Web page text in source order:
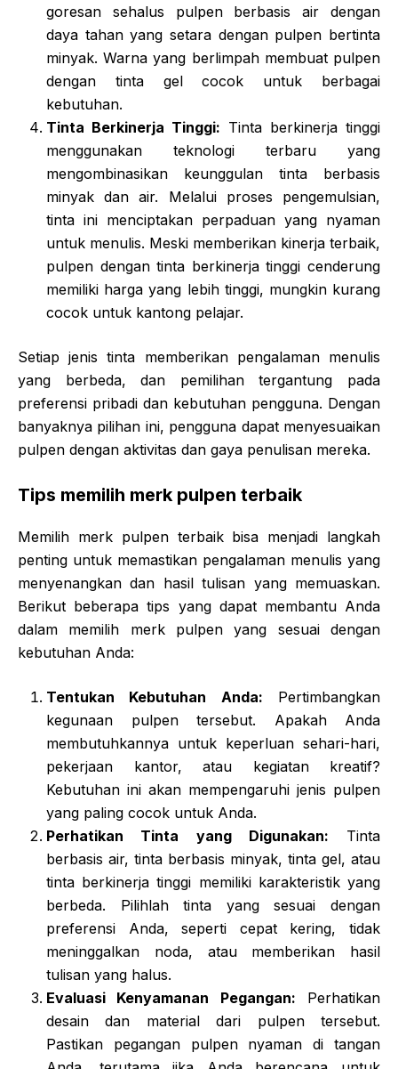
goresan sehalus pulpen berbasis air dengan
daya tahan yang setara dengan pulpen bertinta
minyak. Warna yang berlimpah membuat pulpen
dengan tinta gel cocok untuk berbagai
kebutuhan.
Tinta Berkinerja Tinggi: Tinta berkinerja tinggi
menggunakan teknologi terbaru yang
mengombinasikan keunggulan tinta berbasis
minyak dan air. Melalui proses pengemulsian,
tinta ini menciptakan perpaduan yang nyaman
untuk menulis. Meski memberikan kinerja terbaik,
pulpen dengan tinta berkinerja tinggi cenderung
memiliki harga yang lebih tinggi, mungkin kurang
cocok untuk kantong pelajar.
Setiap jenis tinta memberikan pengalaman menulis
yang berbeda, dan pemilihan tergantung pada
preferensi pribadi dan kebutuhan pengguna. Dengan
banyaknya pilihan ini, pengguna dapat menyesuaikan
pulpen dengan aktivitas dan gaya penulisan mereka.
Tips memilih merk pulpen terbaik
Memilih merk pulpen terbaik bisa menjadi langkah
penting untuk memastikan pengalaman menulis yang
menyenangkan dan hasil tulisan yang memuaskan.
Berikut beberapa tips yang dapat membantu Anda
dalam memilih merk pulpen yang sesuai dengan
kebutuhan Anda:
Tentukan Kebutuhan Anda: Pertimbangkan
kegunaan pulpen tersebut. Apakah Anda
membutuhkannya untuk keperluan sehari-hari,
pekerjaan kantor, atau kegiatan kreatif?
Kebutuhan ini akan mempengaruhi jenis pulpen
yang paling cocok untuk Anda.
Perhatikan Tinta yang Digunakan: Tinta
berbasis air, tinta berbasis minyak, tinta gel, atau
tinta berkinerja tinggi memiliki karakteristik yang
berbeda. Pilihlah tinta yang sesuai dengan
preferensi Anda, seperti cepat kering, tidak
meninggalkan noda, atau memberikan hasil
tulisan yang halus.
Evaluasi Kenyamanan Pegangan: Perhatikan
desain dan material dari pulpen tersebut.
Pastikan pegangan pulpen nyaman di tangan